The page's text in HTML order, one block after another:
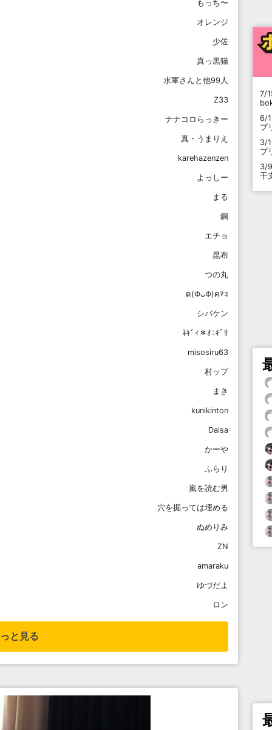
もっち〜
オレンジ
少佐
真っ黒猫
水軍さんと他99人
Z33
ナナコロらっきー
真・うまりえ
karehazenzen
よっしー
まる
鋼
エチョ
昆布
つの丸
ฅ(ФᴗФ)ฅﾏｺ
シバケン
ﾈｷﾞｨ＊ｵﾆｷﾞﾘ
misosiru63
村ップ
まき
kunikinton
Daisa
かーや
ふらり
嵐を読む男
穴を掘っては埋める
ぬめりみ
ZN
amaraku
ゆづだよ
ロン
と見る
7/
6/
プ
3/
プ
3/9
干